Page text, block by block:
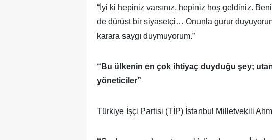
“İyi ki hepiniz varsınız, hepiniz hoş geldiniz.
de dürüst bir siyasetçi… Onunla gurur
karara saygı duymuyorum.”
“Bu ülkenin en çok ihtiyaç duyduğu şey;
yöneticiler”
Türkiye İşçi Partisi (TİP) İstanbul Milletvekili